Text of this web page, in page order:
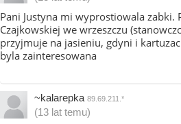
Pani Justyna mi wyprostiowala zabki.
Czajkowskiej we wrzeszczu
przyjmuje na jasieniu, gdyni i
byla zainteresowana
~kalarepka 89.69.211.*
(13 lat temu)